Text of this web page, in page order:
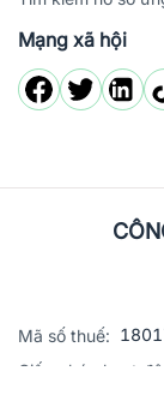
Mạng xã hội
Mã số thuế:
Giấy phép hoạt